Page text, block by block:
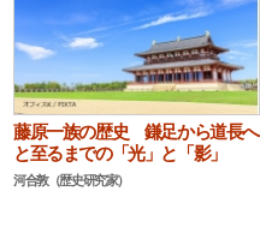
藤原一族の歴史 鎌足から道長へ
と至るまでの「光」と「影」
河合敦（歴史研究家）